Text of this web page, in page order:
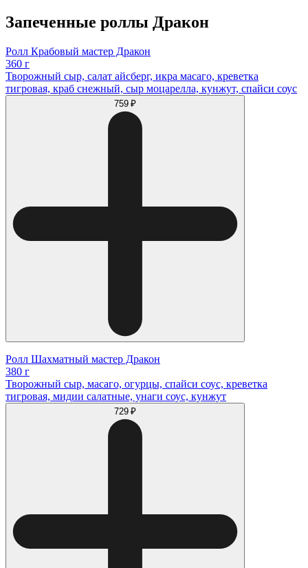
Запеченные роллы Дракон
Ролл Крабовый мастер Дракон
360 г
Творожный сыр, салат айсберг, икра масаго, креветка
тигровая, краб снежный, сыр моцарелла, кунжут, спайси соус
759 ₽
Ролл Шахматный мастер Дракон
380 г
Творожный сыр, масаго, огурцы, спайси соус, креветка
тигровая, мидии салатные, унаги соус, кунжут
729 ₽